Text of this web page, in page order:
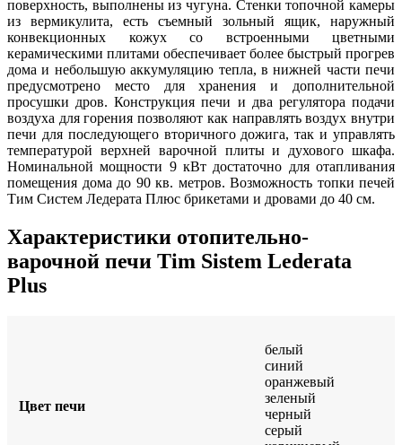
поверхность, выполнены из чугуна. Стенки топочной камеры
из вермикулита, есть съемный зольный ящик, наружный
конвекционных кожух со встроенными цветными
керамическими плитами обеспечивает более быстрый прогрев
дома и небольшую аккумуляцию тепла, в нижней части печи
предусмотрено место для хранения и дополнительной
просушки дров. Конструкция печи и два регулятора подачи
воздуха для горения позволяют как направлять воздух внутри
печи для последующего вторичного дожига, так и управлять
температурой верхней варочной плиты и духового шкафа.
Номинальной мощности 9 кВт достаточно для отапливания
помещения дома до 90 кв. метров. Возможность топки печей
Тим Систем Ледерата Плюс брикетами и дровами до 40 см.
Характеристики отопительно-
варочной печи Tim Sistem Lederata
Plus
Цвет печи
белый
синий
оранжевый
зеленый
черный
серый